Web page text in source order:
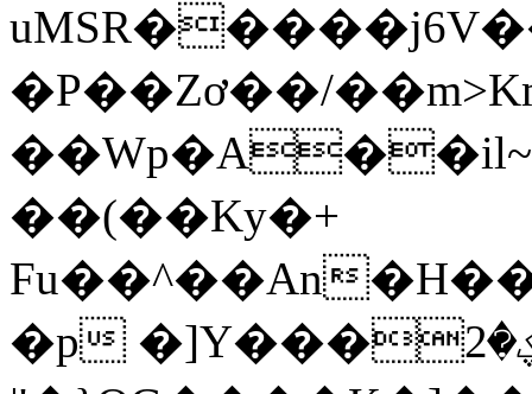
�P��Zơ��/
��(��Ky�+
Fu��^��An
�p �]Y���ؼ�2$H����Y��D?